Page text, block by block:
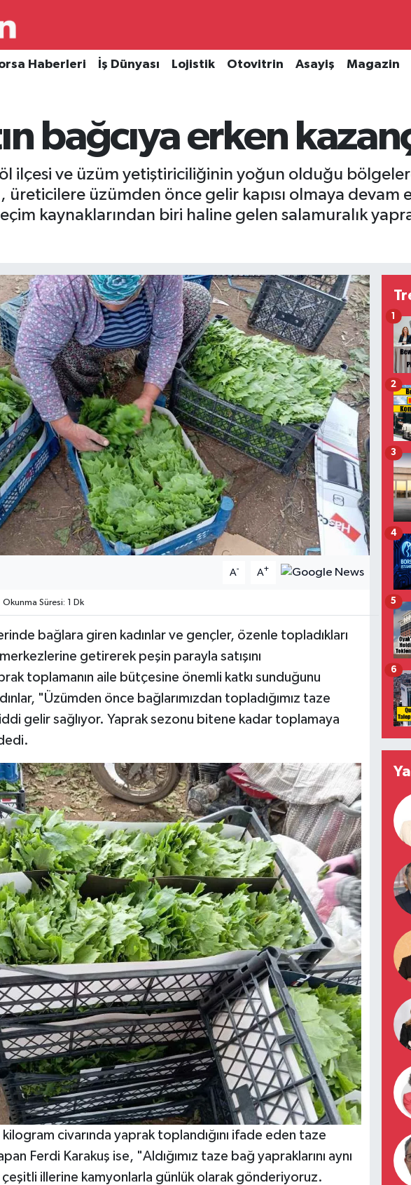
Haberleri İş Dünyası Lojistik Otovitrin Asayiş Magazin
bağcıya erken
ilçesi ve üzüm yetiştiriciliğinin yoğun olduğu
üreticilere üzümden önce gelir kapısı olmaya devam
kaynaklarından biri haline gelen salamuralık
A- A+
Okunma Süresi: 1 Dk
bağlara giren kadınlar ve gençler, özenle topladıkları
getirerek peşin parayla satışını
toplamanın aile bütçesine önemli katkı sunduğunu
"Üzümden önce bağlarımızdan topladığımız taze
gelir sağlıyor. Yaprak sezonu bitene kadar toplamaya
civarında yaprak toplandığını ifade eden taze
Ferdi Karakuş ise, "Aldığımız taze bağ yapraklarını aynı
illerine kamyonlarla günlük olarak gönderiyoruz.
1
2
3
4
5
6